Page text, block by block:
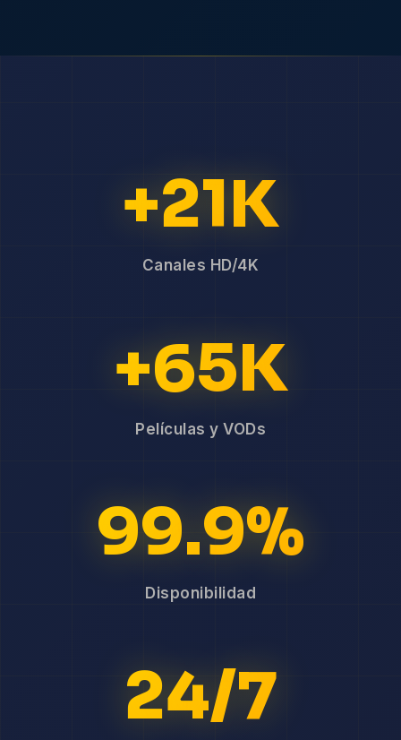
+21K
Canales HD/4K
+65K
Películas y VODs
99.9%
Disponibilidad
24/7